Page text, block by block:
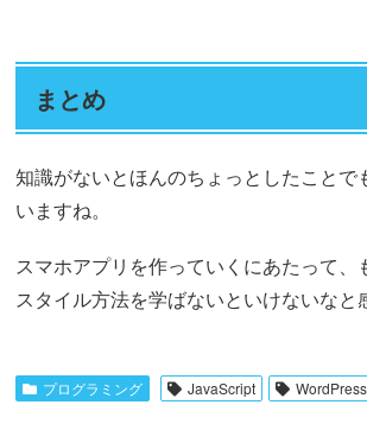
まとめ
知識がないとほんのちょっとしたことで
いますね。
スマホアプリを作っていくにあたって、
スタイル方法を学ばないといけないなと
プログラミング JavaScript WordPress